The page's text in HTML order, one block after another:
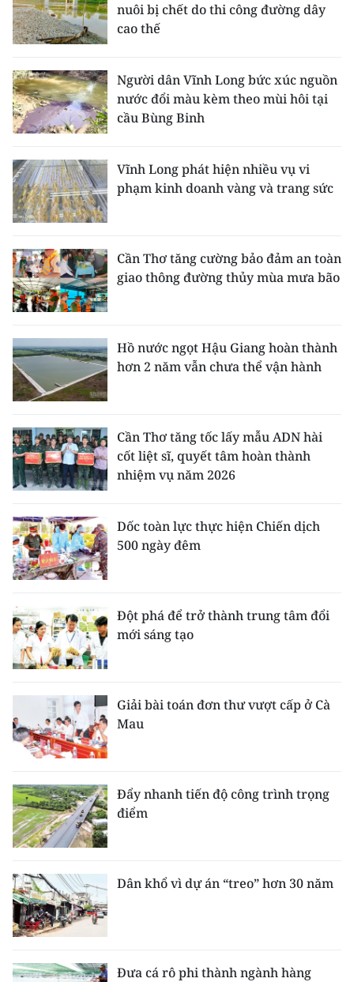
nuôi bị chết do thi công đường dây
cao thế
Người dân Vĩnh Long bức xúc nguồn
nước đổi màu kèm theo mùi hôi tại
cầu Bùng Binh
Vĩnh Long phát hiện nhiều vụ vi
phạm kinh doanh vàng và trang sức
Cần Thơ tăng cường bảo đảm an toàn
giao thông đường thủy mùa mưa bão
Hồ nước ngọt Hậu Giang hoàn thành
hơn 2 năm vẫn chưa thể vận hành
Cần Thơ tăng tốc lấy mẫu ADN hài
cốt liệt sĩ, quyết tâm hoàn thành
nhiệm vụ năm 2026
Dốc toàn lực thực hiện Chiến dịch
500 ngày đêm
Đột phá để trở thành trung tâm đổi
mới sáng tạo
Giải bài toán đơn thư vượt cấp ở Cà
Mau
Đẩy nhanh tiến độ công trình trọng
điểm
Dân khổ vì dự án “treo” hơn 30 năm
Đưa cá rô phi thành ngành hàng